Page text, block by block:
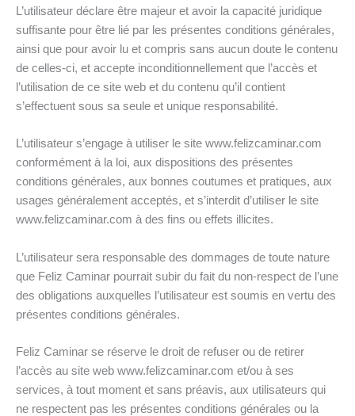
L’utilisateur déclare être majeur et avoir la capacité juridique
suffisante pour être lié par les présentes conditions générales,
ainsi que pour avoir lu et compris sans aucun doute le contenu
de celles-ci, et accepte inconditionnellement que l’accès et
l’utilisation de ce site web et du contenu qu’il contient
s’effectuent sous sa seule et unique responsabilité.
L’utilisateur s’engage à utiliser le site www.felizcaminar.com
conformément à la loi, aux dispositions des présentes
conditions générales, aux bonnes coutumes et pratiques, aux
usages généralement acceptés, et s’interdit d’utiliser le site
www.felizcaminar.com à des fins ou effets illicites.
L’utilisateur sera responsable des dommages de toute nature
que Feliz Caminar pourrait subir du fait du non-respect de l’une
des obligations auxquelles l’utilisateur est soumis en vertu des
présentes conditions générales.
Feliz Caminar se réserve le droit de refuser ou de retirer
l’accès au site web www.felizcaminar.com et/ou à ses
services, à tout moment et sans préavis, aux utilisateurs qui
ne respectent pas les présentes conditions générales ou la